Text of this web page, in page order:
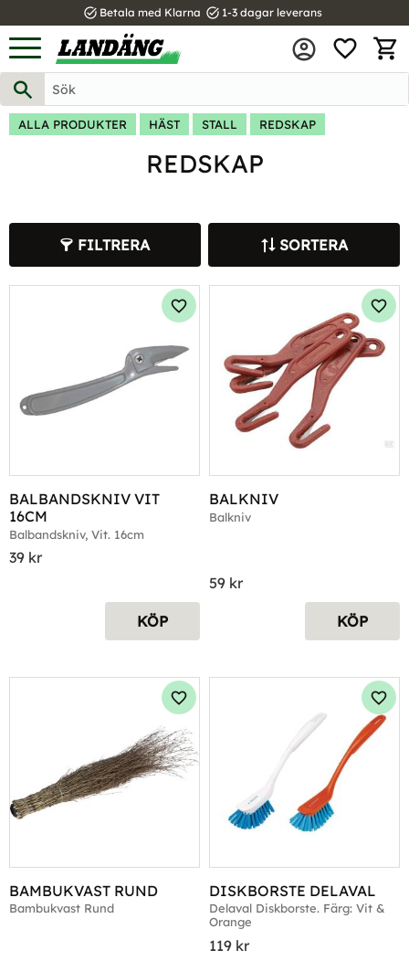
Meny
task_alt Betala med Klarna task_alt 1-3 dagar leverans
ALLA PRODUKTER HÄST STALL REDSKAP
REDSKAP
FILTRERA SORTERA
BALBANDSKNIV VIT
16CM
Balbandskniv, Vit. 16cm
39 kr
Lägg till i favoriter
KÖP
BALKNIV
Balkniv
59 kr
KÖP
BAMBUKVAST RUND
Bambukvast Rund
Lägg till i favoriter
DISKBORSTE DELAVAL
Delaval Diskborste. Färg: Vit &
Orange
119 kr